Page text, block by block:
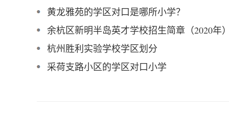
黄龙雅苑的学区对口是哪所小学？
余杭区新明半岛英才学校招生简章（2020年）
杭州胜利实验学校学区划分
采荷支路小区的学区对口小学